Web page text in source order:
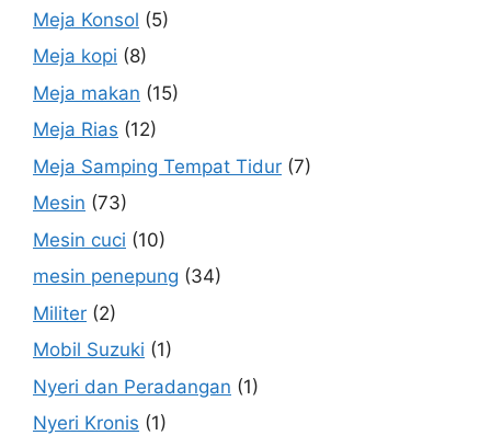
Meja Konsol (5)
Meja kopi (8)
Meja makan (15)
Meja Rias (12)
Meja Samping Tempat Tidur (7)
Mesin (73)
Mesin cuci (10)
mesin penepung (34)
Militer (2)
Mobil Suzuki (1)
Nyeri dan Peradangan (1)
Nyeri Kronis (1)